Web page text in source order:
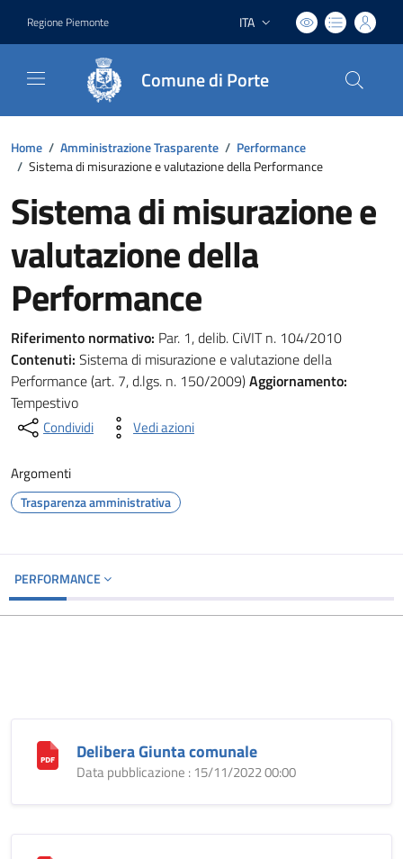
Regione Piemonte Lingua attiva:
ITA
Comune di Porte
Home / Amministrazione Trasparente / Performance
/ Sistema di misurazione e valutazione della Performance
Sistema di misurazione e
valutazione della
Performance
Riferimento normativo: Par. 1, delib. CiVIT n. 104/2010
Contenuti: Sistema di misurazione e valutazione della
Performance (art. 7, d.lgs. n. 150/2009)Aggiornamento:
Tempestivo
Condividi Vedi azioni
Argomenti
Trasparenza amministrativa
PERFORMANCE
Delibera Giunta comunale
Data pubblicazione : 15/11/2022 00:00